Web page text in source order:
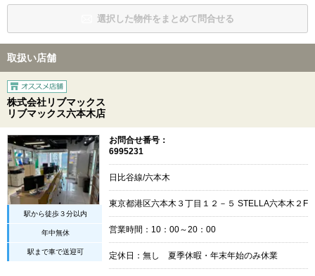
選択した物件をまとめて問合せる
取扱い店舗
株式会社リブマックス
リブマックス六本木店
駅から徒歩３分以内
年中無休
駅まで車で送迎可
お問合せ番号：
6995231
日比谷線/六本木
東京都港区六本木３丁目１２－５ STELLA六本木２F
営業時間：10：00～20：00
定休日：無し 夏季休暇・年末年始のみ休業